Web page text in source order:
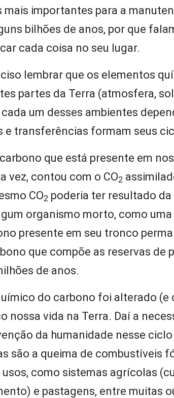
importantes para a
bilhões de anos, por que
cada coisa no seu lugar.
lembrar que os elementos
partes da Terra (atmosfera,
um desses ambientes
e transferências formam seus
que está presente em
vez, contou com o CO2
CO2 poderia ter resultado
organismo morto, como
presente em seu tronco
que compõe as reservas
de anos.
do carbono foi alterado
nossa vida na Terra. Daí a
da humanidade nesse
são a queima de combustíveis
como sistemas agrícolas
e pastagens, entre muitas